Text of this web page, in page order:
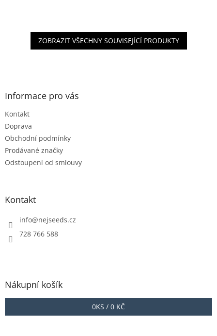
hvězdiček.
ZOBRAZIT VŠECHNY SOUVISEJÍCÍ PRODUKTY
Z
Informace pro vás
Kontakt
Doprava
Obchodní podmínky
Prodávané značky
Odstoupení od smlouvy
Kontakt
info@nejseeds.cz
728 766 588
Nákupní košík
0KS / 0 KČ